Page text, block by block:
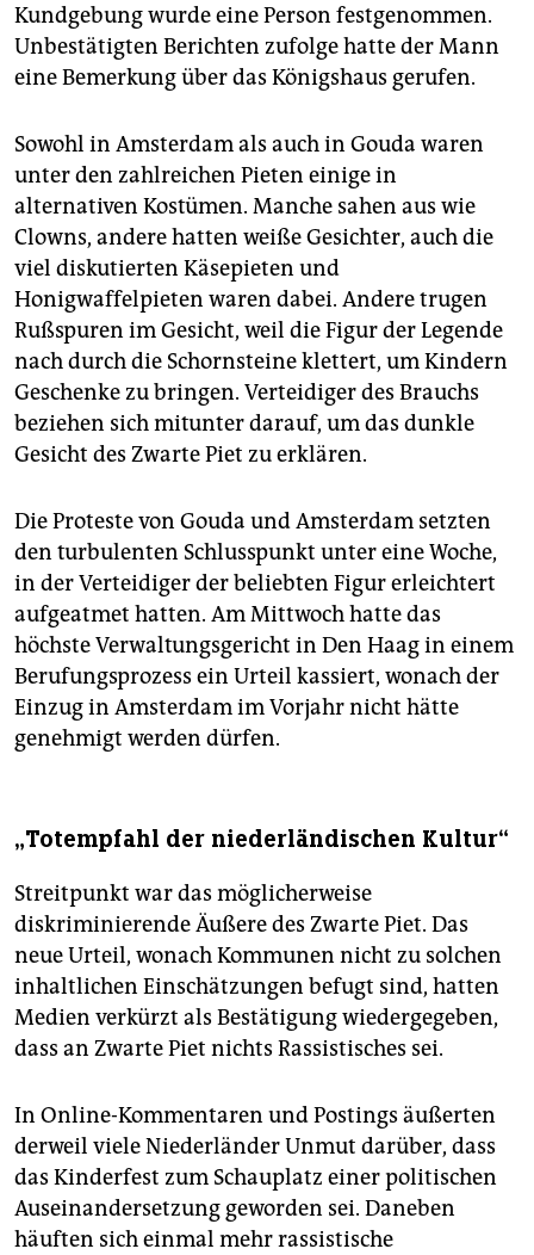
Kundgebung wurde eine Person festgenommen.
Unbestätigten Berichten zufolge hatte der Mann
eine Bemerkung über das Königshaus gerufen.
Sowohl in Amsterdam als auch in Gouda waren
unter den zahlreichen Pieten einige in
alternativen Kostümen. Manche sahen aus wie
Clowns, andere hatten weiße Gesichter, auch die
viel diskutierten Käsepieten und
Honigwaffelpieten waren dabei. Andere trugen
Rußspuren im Gesicht, weil die Figur der Legende
nach durch die Schornsteine klettert, um Kindern
Geschenke zu bringen. Verteidiger des Brauchs
beziehen sich mitunter darauf, um das dunkle
Gesicht des Zwarte Piet zu erklären.
Die Proteste von Gouda und Amsterdam setzten
den turbulenten Schlusspunkt unter eine Woche,
in der Verteidiger der beliebten Figur erleichtert
aufgeatmet hatten. Am Mittwoch hatte das
höchste Verwaltungsgericht in Den Haag in einem
Berufungsprozess ein Urteil kassiert, wonach der
Einzug in Amsterdam im Vorjahr nicht hätte
genehmigt werden dürfen.
„Totempfahl der niederländischen Kultur“
Streitpunkt war das möglicherweise
diskriminierende Äußere des Zwarte Piet. Das
neue Urteil, wonach Kommunen nicht zu solchen
inhaltlichen Einschätzungen befugt sind, hatten
Medien verkürzt als Bestätigung wiedergegeben,
dass an Zwarte Piet nichts Rassistisches sei.
In Online-Kommentaren und Postings äußerten
derweil viele Niederländer Unmut darüber, dass
das Kinderfest zum Schauplatz einer politischen
Auseinandersetzung geworden sei. Daneben
häuften sich einmal mehr rassistische